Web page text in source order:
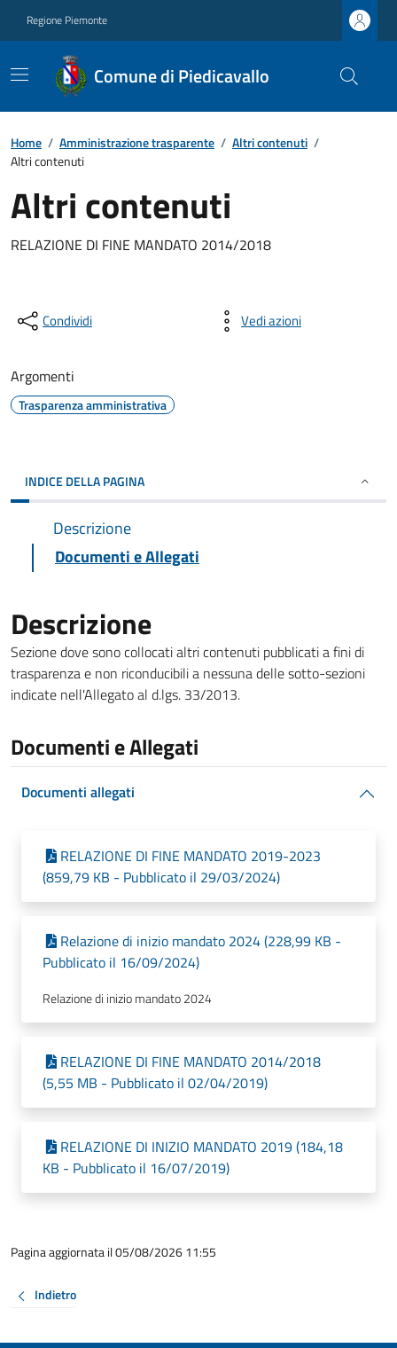
Regione Piemonte
Comune di Piedicavallo
Home / Amministrazione trasparente / Altri contenuti /
Altri contenuti
Altri contenuti
RELAZIONE DI FINE MANDATO 2014/2018
Condividi Vedi azioni
Argomenti
Trasparenza amministrativa
INDICE DELLA PAGINA
Descrizione
Documenti e Allegati
Descrizione
Sezione dove sono collocati altri contenuti pubblicati a fini di
trasparenza e non riconducibili a nessuna delle sotto-sezioni
indicate nell'Allegato al d.lgs. 33/2013.
Documenti e Allegati
Documenti allegati
RELAZIONE DI FINE MANDATO 2019-2023
(859,79 KB - Pubblicato il 29/03/2024)
Relazione di inizio mandato 2024 (228,99 KB -
Pubblicato il 16/09/2024)
Relazione di inizio mandato 2024
RELAZIONE DI FINE MANDATO 2014/2018
(5,55 MB - Pubblicato il 02/04/2019)
RELAZIONE DI INIZIO MANDATO 2019 (184,18
KB - Pubblicato il 16/07/2019)
Pagina aggiornata il 05/08/2026 11:55
Indietro